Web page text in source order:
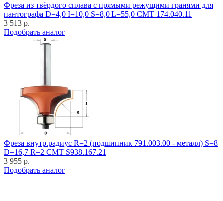
Фреза из твёрдого сплава с прямыми режущими гранями для
пантографа D=4,0 I=10,0 S=8,0 L=55,0 CMT 174.040.11
3 513 р.
Подобрать аналог
Фреза внутр.радиус R=2 (подшипник 791.003.00 - металл) S=8
D=16,7 R=2 CMT S938.167.21
3 955 р.
Подобрать аналог